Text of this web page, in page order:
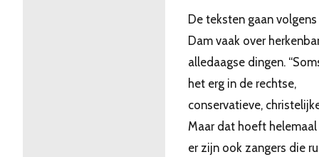
De teksten gaan volgens
Dam vaak over
alledaagse dingen.
het erg in de rechtse,
conservatieve,
Maar dat hoeft helemaal
er zijn ook zangers die